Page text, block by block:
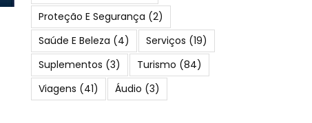
Proteção E Segurança (2)
Saúde E Beleza (4) Serviços (19)
Suplementos (3) Turismo (84)
Viagens (41) Áudio (3)